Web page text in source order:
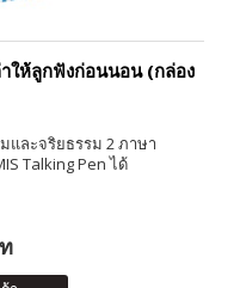
ให้ลูกฟังก่อนนอน (กล่อง
ละจริยธรรม 2 ภาษา
Talking Pen ได้